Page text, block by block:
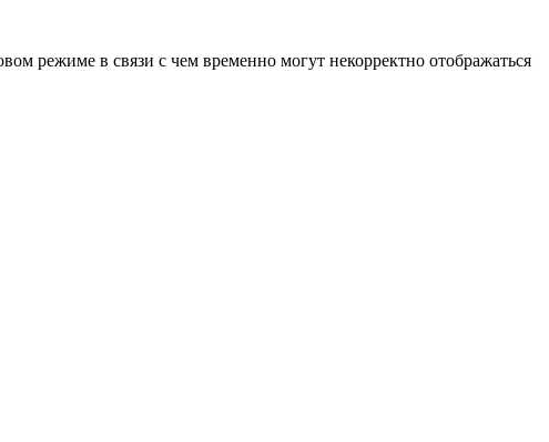
режиме в связи с чем временно могут некорректно отображаться